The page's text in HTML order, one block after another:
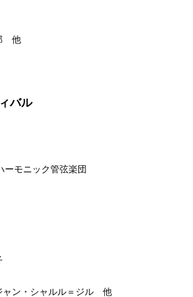
他
バル
ーモニック管弦楽団
ャン・シャルル＝ジル 他